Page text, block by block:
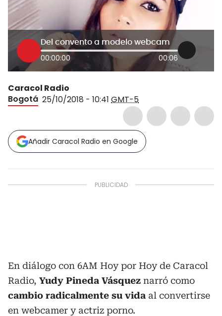
Del convento a modelo webcam
00:00:00 00:06
Caracol Radio
Bogotá 25/10/2018 - 10:41 GMT-5
Añadir Caracol Radio en Google
En diálogo con 6AM Hoy por Hoy de Caracol
Radio, Yudy Pineda Vásquez narró como
cambio radicalmente su vida al convertirse
en webcamer y actriz porno.